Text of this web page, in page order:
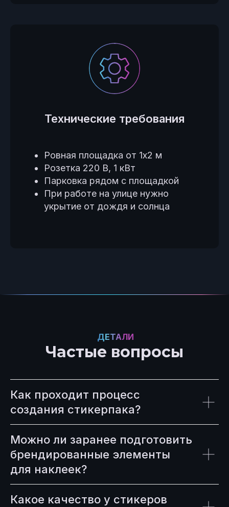
Технические требования
Ровная площадка от 1х2 м
Розетка 220 В, 1 кВт
Парковка рядом с площадкой
При работе на улице нужно
укрытие от дождя и солнца
Частые вопросы
ДЕТАЛИ
Как проходит процесс
создания стикерпака?
Можно ли заранее подготовить
брендированные элементы
для наклеек?
Какое качество у стикеров